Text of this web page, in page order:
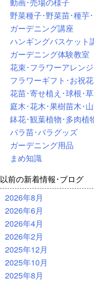
野菜種子･野菜苗･種芋
ガーデニング講座
ハンギングバスケット
ガーデニング体験教室
花束･フラワーアレン
フラワーギフト･お祝花
花苗･寄せ植え･球根･
庭木･花木･果樹苗木･
鉢花･観葉植物･多肉植
バラ苗･バラグッズ
ガーデニング用品
まめ知識
以前の新着情報･ブログ
2026年8月
2026年6月
2026年4月
2026年2月
2025年12月
2025年10月
2025年8月